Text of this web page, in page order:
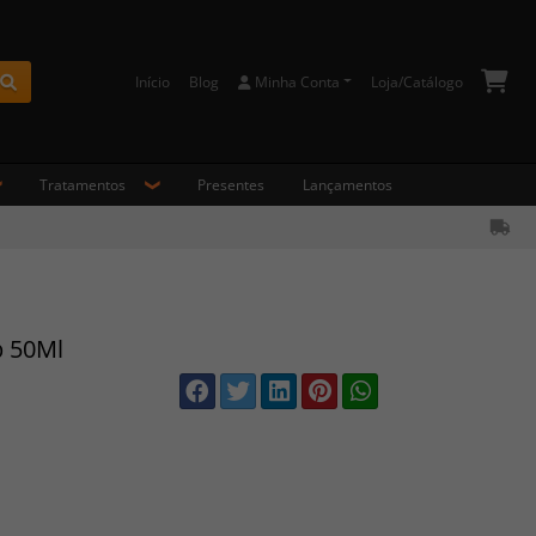
Início Blog Minha Conta Loja/Catálogo
Tratamentos Presentes Lançamentos
50Ml